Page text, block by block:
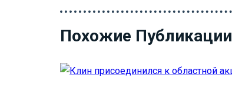
Похожие Публикации